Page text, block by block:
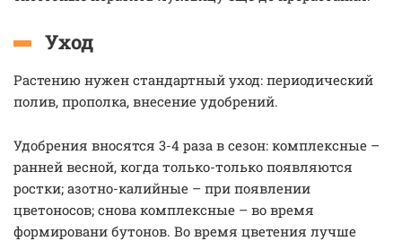
Уход
Растению нужен стандартный уход: периодический
полив, прополка, внесение удобрений.
Удобрения вносятся 3-4 раза в сезон: комплексные –
ранней весной, когда только-только появляются
ростки; азотно-калийные – при появлении
цветоносов; снова комплексные – во время
формировани бутонов. Во время цветения лучше